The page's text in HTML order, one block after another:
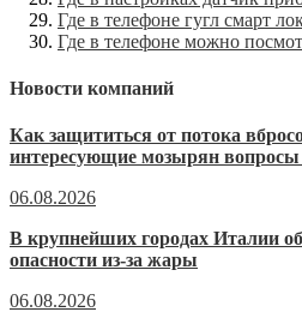
Где в телефоне гугл смарт
Где в телефоне можно
Новости компаний
Как защититься от потока
интересующие мозырян
06.08.2026
В крупнейших городах Италии
опасности из-за жары
06.08.2026